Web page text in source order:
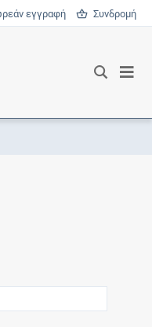
εγγραφή Συνδρομή